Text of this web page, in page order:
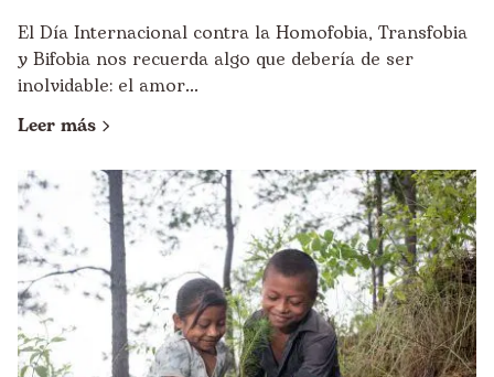
El Día Internacional contra la Homofobia, Transfobia
y Bifobia nos recuerda algo que debería de ser
inolvidable: el amor...
Leer más